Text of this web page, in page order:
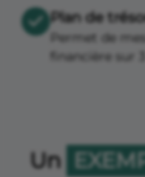
Plan de
Permet de
financière sur
Un